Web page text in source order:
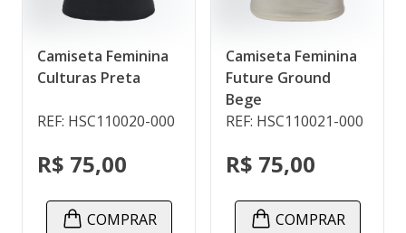
Camiseta Feminina
Culturas Preta
REF: HSC110020-000
R$ 75,00
COMPRAR
Camiseta Feminina
Future Ground
Bege
REF: HSC110021-000
R$ 75,00
COMPRAR